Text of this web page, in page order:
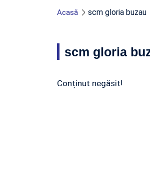
Acasă scm gloria buzau
scm gloria
Conținut negăsit!